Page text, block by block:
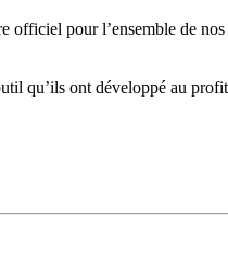
pour l’ensemble de
qu’ils ont développé au